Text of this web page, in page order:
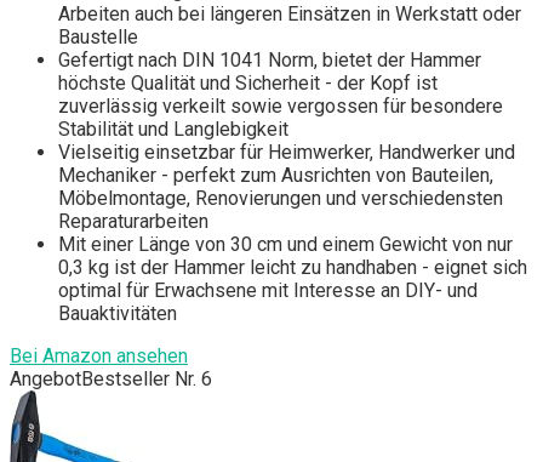
Arbeiten auch bei längeren Einsätzen in Werkstatt oder
Baustelle
Gefertigt nach DIN 1041 Norm, bietet der Hammer
höchste Qualität und Sicherheit - der Kopf ist
zuverlässig verkeilt sowie vergossen für besondere
Stabilität und Langlebigkeit
Vielseitig einsetzbar für Heimwerker, Handwerker und
Mechaniker - perfekt zum Ausrichten von Bauteilen,
Möbelmontage, Renovierungen und verschiedensten
Reparaturarbeiten
Mit einer Länge von 30 cm und einem Gewicht von nur
0,3 kg ist der Hammer leicht zu handhaben - eignet sich
optimal für Erwachsene mit Interesse an DIY- und
Bauaktivitäten
Bei Amazon ansehen
AngebotBestseller Nr. 6